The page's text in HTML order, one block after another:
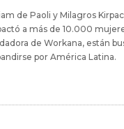
de Paoli y Milagros
a más de 10.000
de Workana, están
por América Latina.